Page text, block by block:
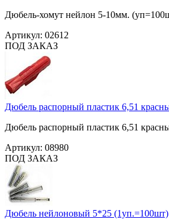
Дюбель-хомут нейлон 5-10мм.
Артикул: 02612
ПОД ЗАКАЗ
Дюбель распорный пластик 6,51
Дюбель распорный пластик 6,51
Артикул: 08980
ПОД ЗАКАЗ
Дюбель нейлоновый 5*25 (1уп.=100шт)